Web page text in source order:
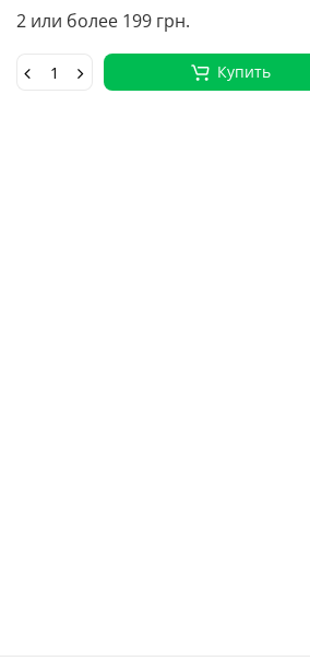
2 или более 199 грн.
Купить